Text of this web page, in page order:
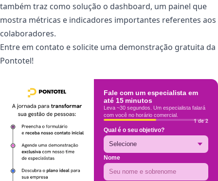
também traz como solução o dashboard, um painel que
mostra métricas e indicadores importantes referentes aos
colaboradores.
Entre em contato e solicite uma demonstração gratuita da
Pontotel!
Fale com um especialista em
até 15 minutos
Leva ~30 segundos. Um especialista falará
com você no horário comercial.
1 de 2
Qual é o seu objetivo?
Nome